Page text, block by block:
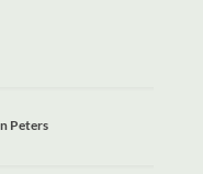
Peters